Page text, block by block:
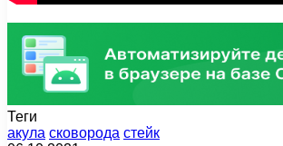
Теги
акула сковорода стейк